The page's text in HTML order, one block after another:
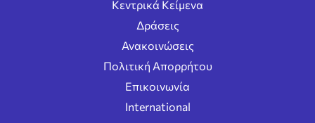
Κεντρικά Κείμενα
Δράσεις
Ανακοινώσεις
Πολιτική Απορρήτου
Επικοινωνία
International